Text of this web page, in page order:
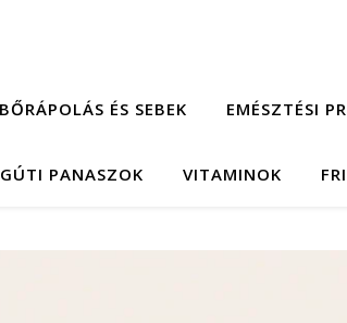
BŐRÁPOLÁS ÉS SEBEK EMÉSZTÉSI
PANASZOK VITAMINOK